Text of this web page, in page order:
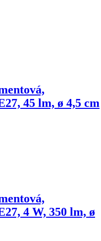
45 lm, ø 4,5 cm
4 W, 350 lm, ø